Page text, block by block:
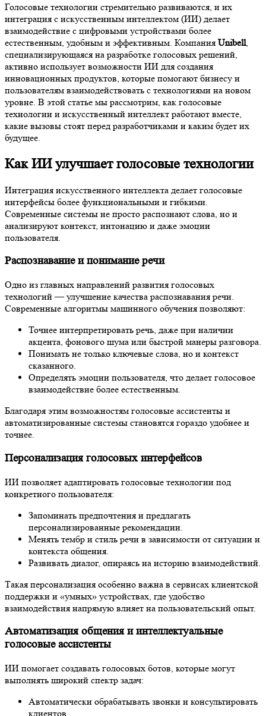
Голосовые технологии стремительно развиваются, и их
интеграция с искусственным интеллектом (ИИ) делает
взаимодействие с цифровыми устройствами более
естественным, удобным и эффективным. Компания Unibell,
специализирующаяся на разработке голосовых решений,
активно использует возможности ИИ для создания
инновационных продуктов, которые помогают бизнесу и
пользователям взаимодействовать с технологиями на новом
уровне. В этой статье мы рассмотрим, как голосовые
технологии и искусственный интеллект работают вместе,
какие вызовы стоят перед разработчиками и каким будет их
будущее.
Как ИИ улучшает голосовые технологии
Интеграция искусственного интеллекта делает голосовые
интерфейсы более функциональными и гибкими.
Современные системы не просто распознают слова, но и
анализируют контекст, интонацию и даже эмоции
пользователя.
Распознавание и понимание речи
Одно из главных направлений развития голосовых
технологий — улучшение качества распознавания речи.
Современные алгоритмы машинного обучения позволяют:
Точнее интерпретировать речь, даже при наличии
акцента, фонового шума или быстрой манеры разговора.
Понимать не только ключевые слова, но и контекст
сказанного.
Определять эмоции пользователя, что делает голосовое
взаимодействие более естественным.
Благодаря этим возможностям голосовые ассистенты и
автоматизированные системы становятся гораздо удобнее и
точнее.
Персонализация голосовых интерфейсов
ИИ позволяет адаптировать голосовые технологии под
конкретного пользователя:
Запоминать предпочтения и предлагать
персонализированные рекомендации.
Менять тембр и стиль речи в зависимости от ситуации и
контекста общения.
Развивать диалог, опираясь на историю взаимодействий.
Такая персонализация особенно важна в сервисах клиентской
поддержки и «умных» устройствах, где удобство
взаимодействия напрямую влияет на пользовательский опыт.
Автоматизация общения и интеллектуальные
голосовые ассистенты
ИИ помогает создавать голосовых ботов, которые могут
выполнять широкий спектр задач:
Автоматически обрабатывать звонки и консультировать
клиентов.